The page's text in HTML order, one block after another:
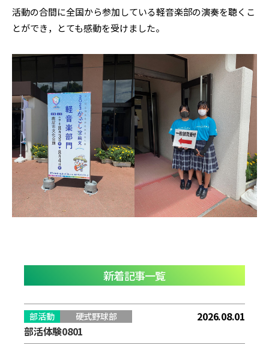
活動の合間に全国から参加している軽音楽部の演奏を聴くこ
とができ，とても感動を受けました。
新着記事一覧
部活動 硬式野球部
2026.08.01
部活体験0801